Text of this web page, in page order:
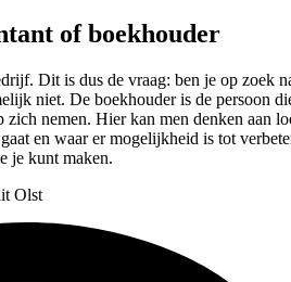
of boekhouder
Dit is dus de vraag: ben je op zoek
niet. De boekhouder is de persoon
nemen. Hier kan men denken
en waar er mogelijkheid is tot
je kunt maken.
Olst